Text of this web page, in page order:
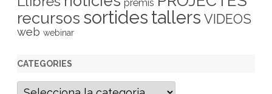
premis
recursos sortides tallers VIDEOS
web webinar
CATEGORIES
C